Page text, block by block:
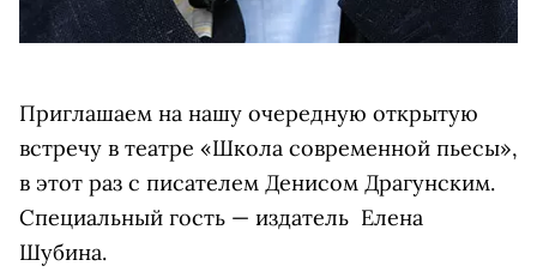
Приглашаем на нашу очередную открытую
встречу в театре «Школа современной пьесы»,
в этот раз с писателем Денисом Драгунским.
Специальный гость — издатель Елена
Шубина.